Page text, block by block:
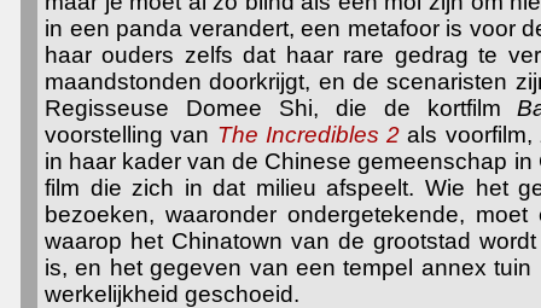
in een panda verandert, een metafoor is voor
haar ouders zelfs dat haar rare gedrag te
maandstonden doorkrijgt, en de scenaristen
Regisseuse Domee Shi, die de kortfilm
voorstelling van The Incredibles 2 als
in haar kader van de Chinese gemeenschap
film die zich in dat milieu afspeelt. Wie het
bezoeken, waaronder ondergetekende,
waarop het Chinatown van de grootstad
is, en het gegeven van een tempel annex
werkelijkheid geschoeid.